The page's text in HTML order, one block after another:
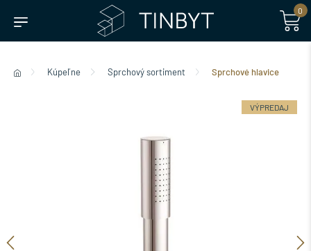
0
Kúpeľne Sprchový sortiment Sprchové hlavice
VÝPREDAJ